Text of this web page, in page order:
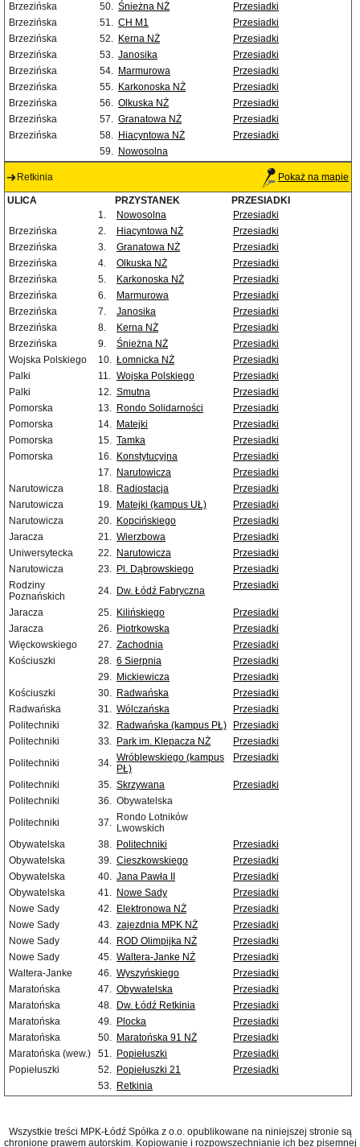
Brzezińska
50. Śnieżna NŻ
Przesiadki
Brzezińska
51. CH M1
Przesiadki
Brzezińska
52. Kerna NŻ
Przesiadki
Brzezińska
53. Janosika
Przesiadki
Brzezińska
54. Marmurowa
Przesiadki
Brzezińska
55. Karkonoska NŻ
Przesiadki
Brzezińska
56. Olkuska NŻ
Przesiadki
Brzezińska
57. Granatowa NŻ
Przesiadki
Brzezińska
58. Hiacyntowa NŻ
Przesiadki
59. Nowosolna
Retkinia Pokaż na mapie
ULICA PRZYSTANEK
PRZESIADKI
1.
Nowosolna
Przesiadki
Brzezińska
2. Hiacyntowa NŻ
Przesiadki
Brzezińska
3. Granatowa NŻ
Przesiadki
Brzezińska
4. Olkuska NŻ
Przesiadki
Brzezińska
5. Karkonoska NŻ
Przesiadki
Brzezińska
6. Marmurowa
Przesiadki
Brzezińska
7. Janosika
Przesiadki
Brzezińska
8. Kerna NŻ
Przesiadki
Brzezińska
9. Śnieżna NŻ
Przesiadki
Wojska Polskiego
10. Łomnicka NŻ
Przesiadki
Palki
11. Wojska Polskiego
Przesiadki
Palki
12. Smutna
Przesiadki
Pomorska
13. Rondo Solidarności
Przesiadki
Pomorska
14. Matejki
Przesiadki
Pomorska
15. Tamka
Przesiadki
Pomorska
16. Konstytucyjna
Przesiadki
17. Narutowicza
Przesiadki
Narutowicza
18. Radiostacja
Przesiadki
Narutowicza
19. Matejki (kampus UŁ)
Przesiadki
Narutowicza
20. Kopcińskiego
Przesiadki
Jaracza
21. Wierzbowa
Przesiadki
Uniwersytecka
22. Narutowicza
Przesiadki
Narutowicza
23. Pl. Dąbrowskiego
Przesiadki
Rodziny
Poznańskich
24. Dw. Łódź Fabryczna Przesiadki
Jaracza 25. Kilińskiego
Przesiadki
Jaracza
26. Piotrkowska
Przesiadki
Więckowskiego
27. Zachodnia
Przesiadki
Kościuszki
28. 6 Sierpnia
Przesiadki
29. Mickiewicza
Przesiadki
Kościuszki
30. Radwańska
Przesiadki
Radwańska
31. Wólczańska
Przesiadki
Politechniki
32. Radwańska (kampus PŁ)
Przesiadki
Politechniki
33. Park im. Klepacza NŻ
Przesiadki
Politechniki
34. Wróblewskiego (kampus
PŁ)
Przesiadki
Politechniki 35. Skrzywana
Przesiadki
Politechniki
36. Obywatelska
Politechniki
37. Rondo Lotników
Lwowskich
Obywatelska
38. Politechniki
Przesiadki
Obywatelska
39. Cieszkowskiego
Przesiadki
Obywatelska
40. Jana Pawła II
Przesiadki
Obywatelska
41. Nowe Sady
Przesiadki
Nowe Sady
42. Elektronowa NŻ
Przesiadki
Nowe Sady
43. zajezdnia MPK NŻ
Przesiadki
Nowe Sady
44. ROD Olimpijka NŻ
Przesiadki
Nowe Sady
45. Waltera-Janke NŻ
Przesiadki
Waltera-Janke
46. Wyszyńskiego
Przesiadki
Maratońska
47. Obywatelska
Przesiadki
Maratońska
48. Dw. Łódź Retkinia
Przesiadki
Maratońska
49. Plocka
Przesiadki
Maratońska
50. Maratońska 91 NŻ
Przesiadki
Maratońska (wew.)
51. Popiełuszki
Przesiadki
Popiełuszki
52. Popiełuszki 21
Przesiadki
53. Retkinia
Wszystkie treści MPK-Łódź Spółka z o.o. opublikowane na niniejszej stronie są
chronione prawem autorskim. Kopiowanie i rozpowszechnianie ich bez pisemnej